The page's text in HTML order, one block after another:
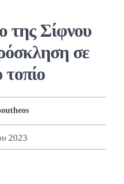
της Σίφνου
σε
τοπίο
2023